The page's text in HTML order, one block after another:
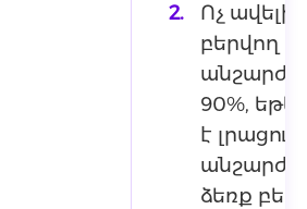
Ոչ
բերվող
անշարժ
90%,
է
անշարժ
ձեռք